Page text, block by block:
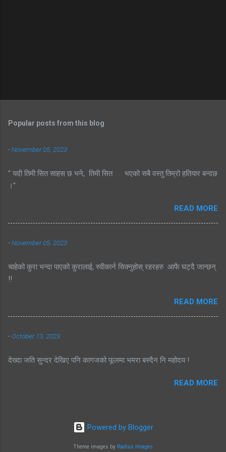
Popular posts from this blog
-November 05, 2023
" यदी तिमी सित साहस छ भने, तिमी सित भएको सबै वस्तु तिम्रो हतियार बन्दछ
।"
READ MORE
-November 05, 2023
चाहेको कुरा भन्दा पाएको कुरालाई, स्वीकार्न सिक्नुहोस् रहरहरु आफै घट्दै जान्छन्
!!
READ MORE
-October 13, 2023
देख्दा जति सुन्दर देखिए पनि कागजको फूलमा भमरा बस्दैन नि महोदय !
READ MORE
Powered by Blogger
Theme images by Radius Images